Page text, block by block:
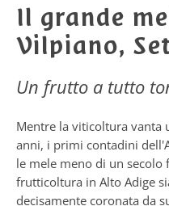
Il grande
Vilpiano,
Un frutto a tutto
Mentre la viticoltura vanta
anni, i primi contadini
le mele meno di un secolo
frutticoltura in Alto Adige
decisamente coronata da